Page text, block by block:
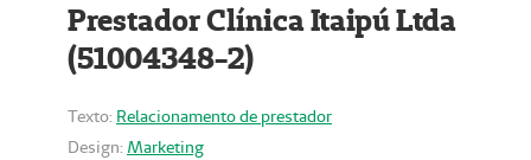
Prestador Clínica Itaipú Ltda
(51004348-2)
Texto: Relacionamento de prestador
Design: Marketing